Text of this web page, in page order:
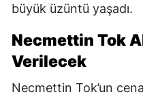
büyük üzüntü yaşadı.
Necmettin Tok
Verilecek
Necmettin Tok’un